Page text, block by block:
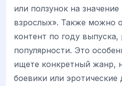
или ползунок на
взрослых». Также можно
контент по году выпуска,
популярности. Это
ищете конкретный жанр,
боевики или